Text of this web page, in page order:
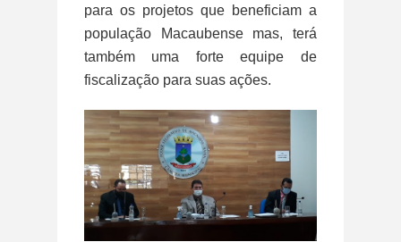
para os projetos que beneficiam a
população Macaubense mas, terá
também uma forte equipe de
fiscalização para suas ações.